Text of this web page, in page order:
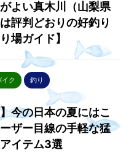
がよい真木川（山梨県
評判どおりの好釣り
場ガイド】
イク 釣り
今の日本の夏にはこ
ザー目線の手軽な猛
イテム3選